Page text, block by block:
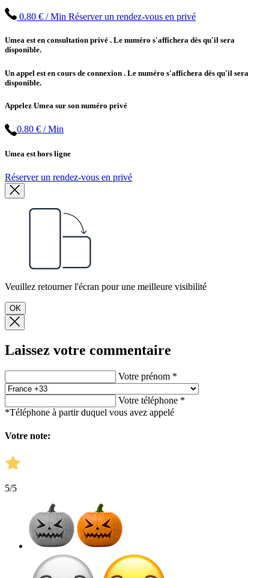
0.80 € / Min Réserver un rendez-vous en privé
Umea est en consultation privé . Le numéro s'affichera dès qu'il sera
disponible.
Un appel est en cours de connexion . Le numéro s'affichera dès qu'il sera
disponible.
Appelez Umea sur son numéro privé
0.80 € / Min
Umea est hors ligne
Réserver un rendez-vous en privé
Veuillez retourner l'écran pour une meilleure visibilité
OK
Laissez votre commentaire
Votre prénom *
Votre téléphone *
*Téléphone à partir duquel vous avez appelé
Votre note:
5/5